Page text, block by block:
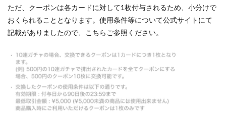
ただ、クーポンは各カードに対して1枚付与されるため、小分けで
おくられることとなります。使用条件等について公式サイトにて
記載がありましたので、こちらご参照ください。